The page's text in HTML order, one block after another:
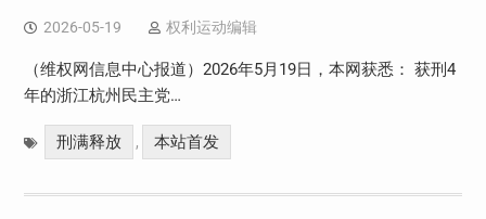
2026-05-19 权利运动编辑
（维权网信息中心报道）2026年5月19日，本网获悉： 获刑4
年的浙江杭州民主党…
刑满释放 , 本站首发